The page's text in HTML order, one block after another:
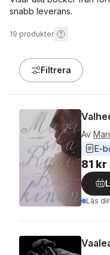
snabb leverans.
19 produkter
Filtrera
Av
E-
81 kr
Läs